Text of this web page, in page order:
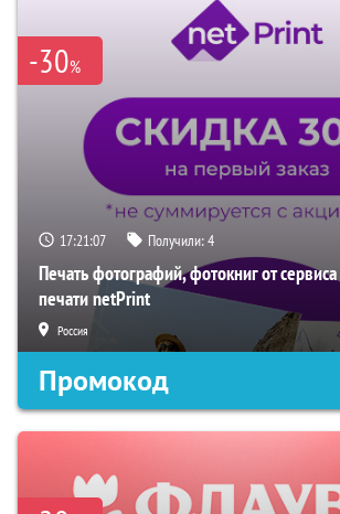
-30%
17:21:06 Получили:4
Печать фотографий, фотокниг от
печати netPrint
Россия
Промокод